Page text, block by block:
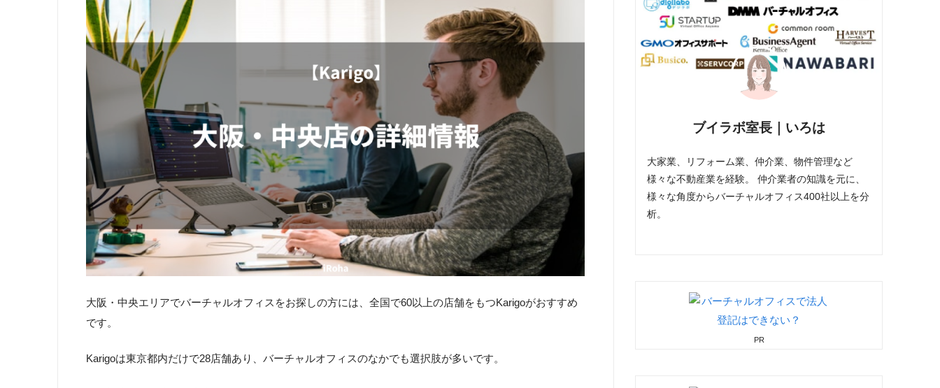
大阪・中央エリアでバーチャルオフィスをお探しの方には、全国で60以上の店舗をもつKarigoがおすすめ
です。
Karigoは東京都内だけで28店舗あり、バーチャルオフィスのなかでも選択肢が多いです。
ブイラボ室長｜いろは
大家業、リフォーム業、仲介業、物件管理など
様々な不動産業を経験。 仲介業者の知識を元に、
様々な角度からバーチャルオフィス400社以上を分
析。
PR